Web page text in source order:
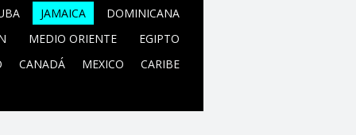
JAMAICA
DOMINICANA
MEDIO ORIENTE
EGIPTO
CANADÁ MEXICO CARIBE